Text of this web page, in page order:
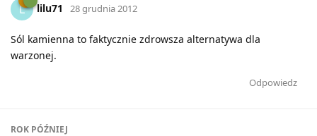
L lilu71 28 grudnia 2012
Sól kamienna to faktycznie zdrowsza alternatywa dla
warzonej.
Odpowiedz
ROK PÓŹNIEJ